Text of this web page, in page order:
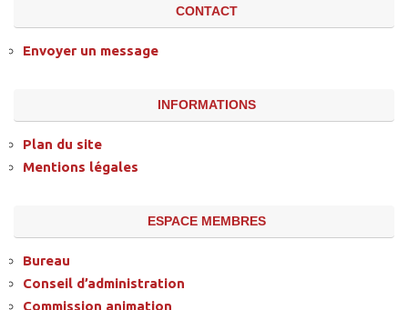
CONTACT
Envoyer un message
INFORMATIONS
Plan du site
Mentions légales
ESPACE MEMBRES
Bureau
Conseil d’administration
Commission animation